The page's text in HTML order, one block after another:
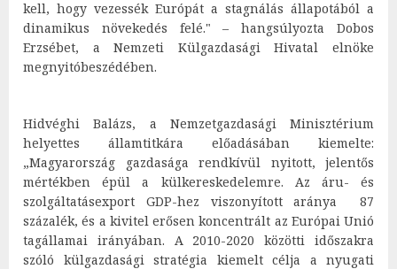
kell, hogy vezessék Európát a stagnálás állapotából a
dinamikus növekedés felé." – hangsúlyozta Dobos
Erzsébet, a Nemzeti Külgazdasági Hivatal elnöke
megnyitóbeszédében.
Hidvéghi Balázs, a Nemzetgazdasági Minisztérium
helyettes államtitkára előadásában kiemelte:
„Magyarország gazdasága rendkívül nyitott, jelentős
mértékben épül a külkereskedelemre. Az áru- és
szolgáltatásexport GDP-hez viszonyított aránya 87
százalék, és a kivitel erősen koncentrált az Európai Unió
tagállamai irányában. A 2010-2020 közötti időszakra
szóló külgazdasági stratégia kiemelt célja a nyugati